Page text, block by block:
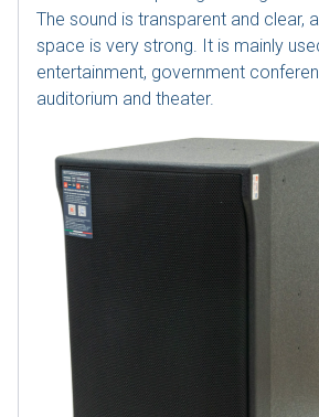
The sound is transparent and clear,
space is very strong. It is mainly
entertainment, government
auditorium and theater.